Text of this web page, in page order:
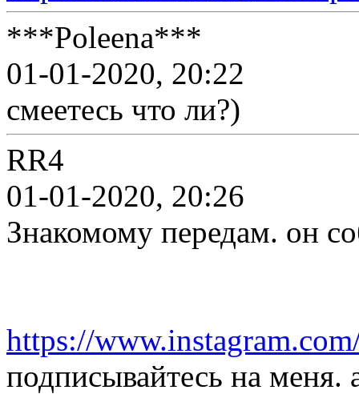
***Poleena***
01-01-2020, 20:22
смеетесь что ли?)
RR4
01-01-2020, 20:26
Знакомому передам. он
https://
подписывайтесь на меня.